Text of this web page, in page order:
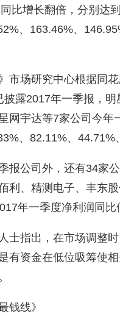
比增长翻倍，分别达
、163.46%、
》市场研究中心根据同
披露2017年一季报，
网宇达等7家公司今年
、82.11%、44.71%
报公司外，还有34家
利、精测电子、丰东
年一季度净利润同比
士指出，在市场调整
有资金在低位吸筹使
钱线》